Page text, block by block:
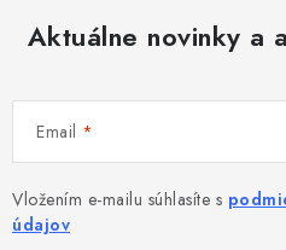
Aktuálne novinky a
Email
Vložením e-mailu súhlasíte s
údajov